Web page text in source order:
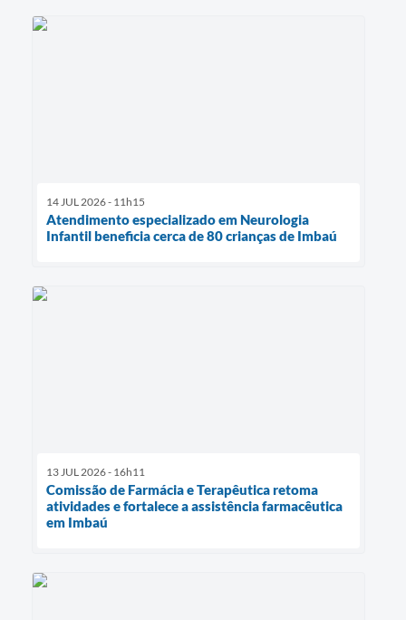
14 JUL 2026 - 11h15
Atendimento especializado em Neurologia
Infantil beneficia cerca de 80 crianças de Imbaú
13 JUL 2026 - 16h11
Comissão de Farmácia e Terapêutica retoma
atividades e fortalece a assistência farmacêutica
em Imbaú